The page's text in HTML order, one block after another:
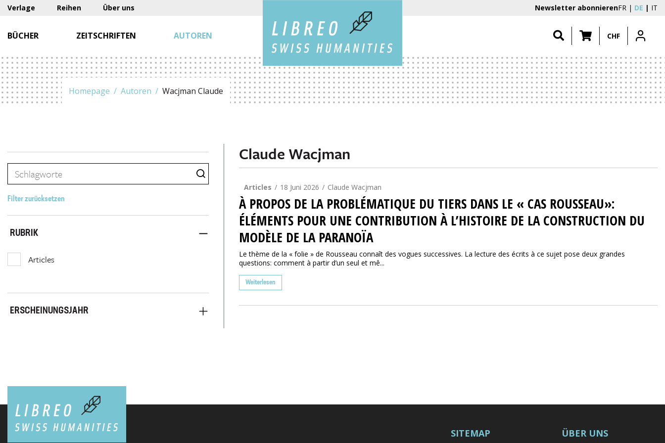
Verlage Reihen Über uns Newsletter abonnierenFR DE IT
BÜCHER ZEITSCHRIFTEN AUTOREN CHF
Homepage Autoren Wacjman Claude
Filter zurücksetzen
RUBRIK
Articles
ERSCHEINUNGSJAHR
Claude Wacjman
Articles 18 Juni 2026 Claude Wacjman
À PROPOS DE LA PROBLÉMATIQUE DU TIERS DANS LE « CAS ROUSSEAU»:
ÉLÉMENTS POUR UNE CONTRIBUTION À L’HISTOIRE DE LA CONSTRUCTION DU
MODÈLE DE LA PARANOÏA
Le thème de la « folie » de Rousseau connaît des vogues successives. La lecture des écrits à ce sujet pose deux grandes
questions: comment à partir d’un seul et mê...
Weiterlesen
SITEMAP ÜBER UNS